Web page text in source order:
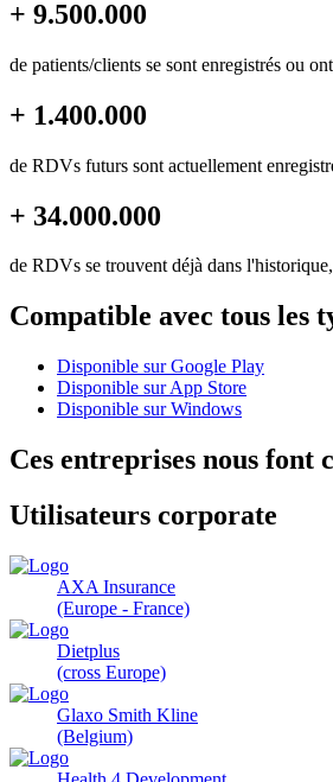
+ 9.500.000
de patients/clients se sont enregistrés ou
+ 1.400.000
de RDVs futurs sont actuellement
+ 34.000.000
de RDVs se trouvent déjà dans
Compatible avec tous les
Disponible sur Google Play
Disponible sur App Store
Disponible sur Windows
Ces entreprises nous font
Utilisateurs corporate
AXA Insurance
(Europe - France)
Dietplus
(cross Europe)
Glaxo Smith Kline
(Belgium)